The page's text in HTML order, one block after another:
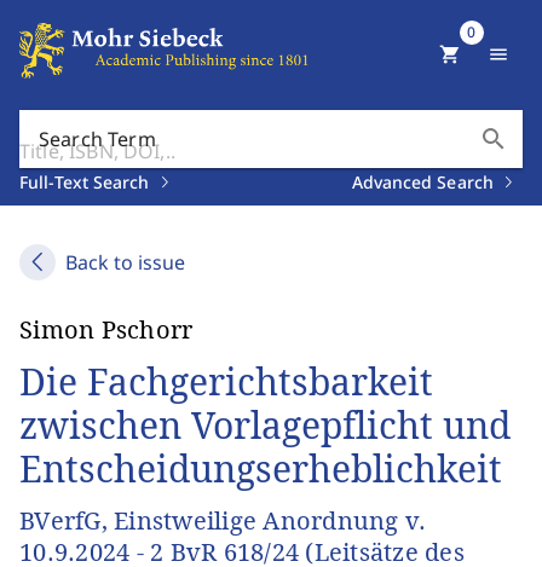
Search Term search
Full-Text Search Advanced Search
shopping_cart
0
menu
Back to issue
Simon Pschorr
Die Fachgerichtsbarkeit
zwischen Vorlagepflicht und
Entscheidungserheblichkeit
BVerfG, Einstweilige Anordnung v.
10.9.2024 - 2 BvR 618/24 (Leitsätze des